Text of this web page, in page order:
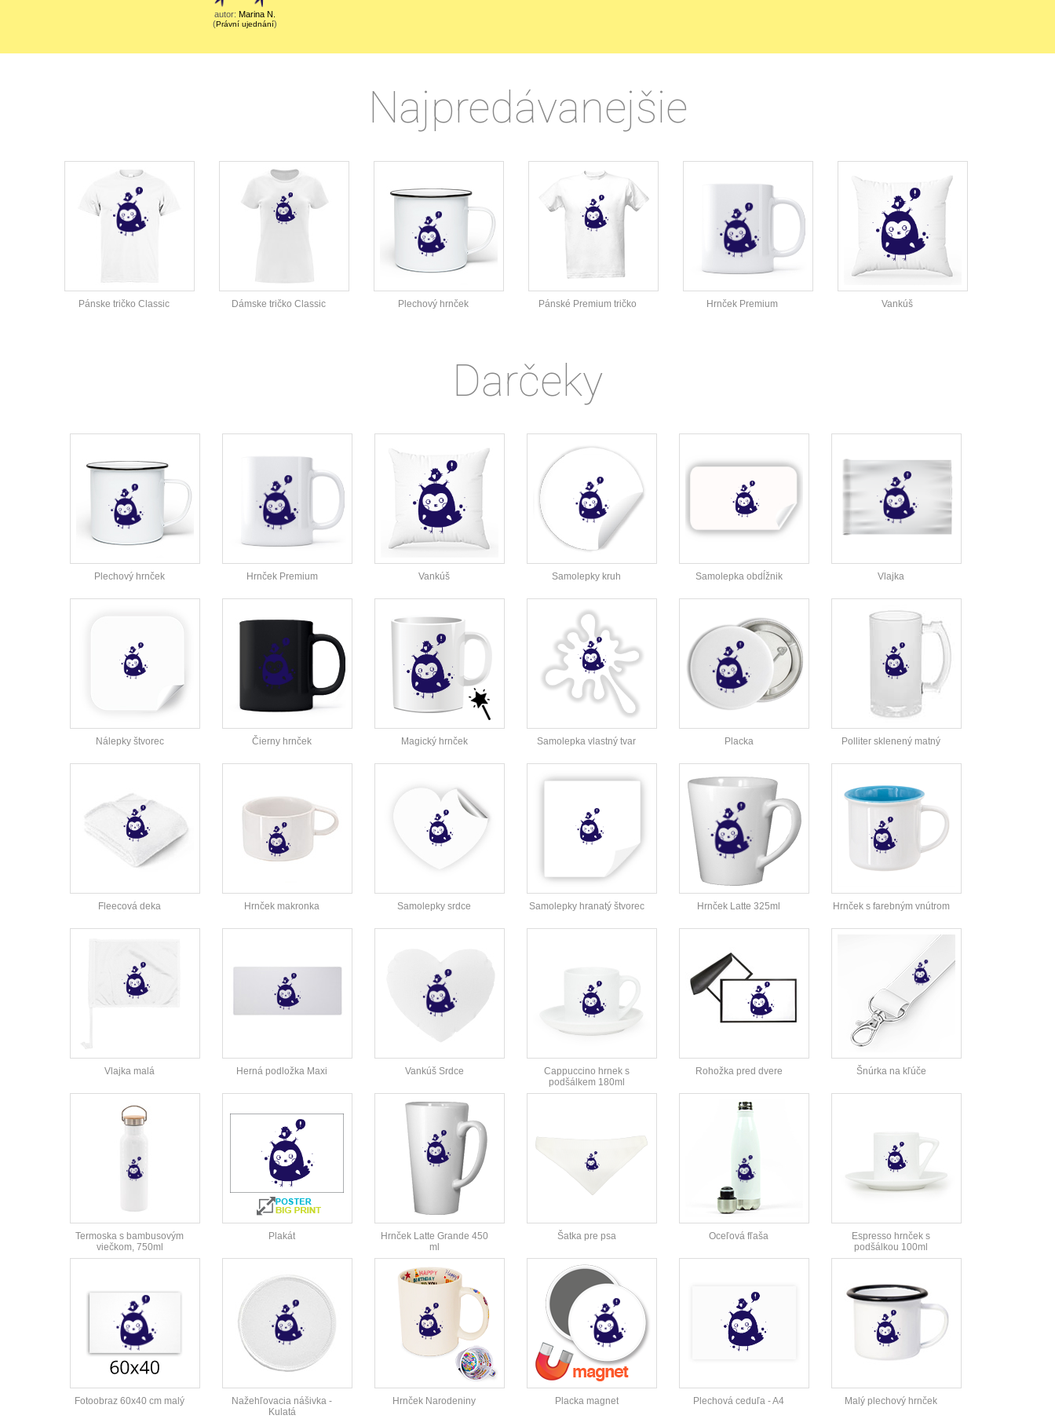
autor: Marina N.
(Právní ujednání)
Najpredávanejšie
Pánske tričko Classic Dámske tričko Classic Plechový hrnček Pánské Premium tričko Hrnček Premium Vankúš
Darčeky
Plechový hrnček Hrnček Premium Vankúš Samolepky kruh Samolepka obdĺžnik Vlajka
Nálepky štvorec Čierny hrnček Magický hrnček Samolepka vlastný tvar Placka Polliter sklenený matný
Fleecová deka Hrnček makronka Samolepky srdce Samolepky hranatý štvorec Hrnček Latte 325ml Hrnček s farebným vnútrom
Vlajka malá Herná podložka Maxi Vankúš Srdce
Cappuccino hrnek s
podšálkem 180ml
Rohožka pred dvere Šnúrka na kľúče
Termoska s bambusovým
viečkom, 750ml
Plakát
Hrnček Latte Grande 450
ml
Šatka pre psa Oceľová fľaša
Espresso hrnček s
podšálkou 100ml
Fotoobraz 60x40 cm malý
Nažehľovacia nášivka -
Kulatá
Hrnček Narodeniny Placka magnet Plechová ceduľa - A4 Malý plechový hrnček